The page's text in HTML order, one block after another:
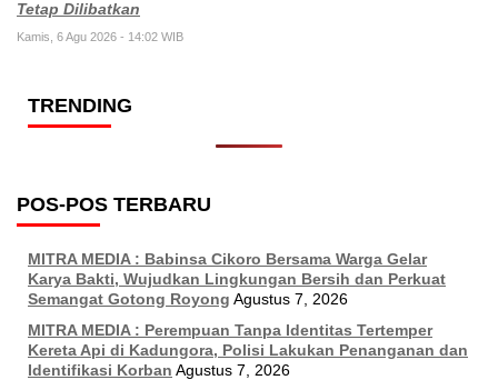
Tetap Dilibatkan
Kamis, 6 Agu 2026 - 14:02 WIB
TRENDING
POS-POS TERBARU
MITRA MEDIA : Babinsa Cikoro Bersama Warga Gelar
Karya Bakti, Wujudkan Lingkungan Bersih dan Perkuat
Semangat Gotong Royong Agustus 7, 2026
MITRA MEDIA : Perempuan Tanpa Identitas Tertemper
Kereta Api di Kadungora, Polisi Lakukan Penanganan dan
Identifikasi Korban Agustus 7, 2026